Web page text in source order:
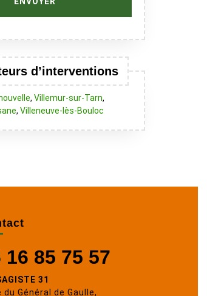
d’interventions
, Villemur-sur-Tarn,
, Villeneuve-lès-Bouloc
16 85 75 57
31
du Général de Gaulle,